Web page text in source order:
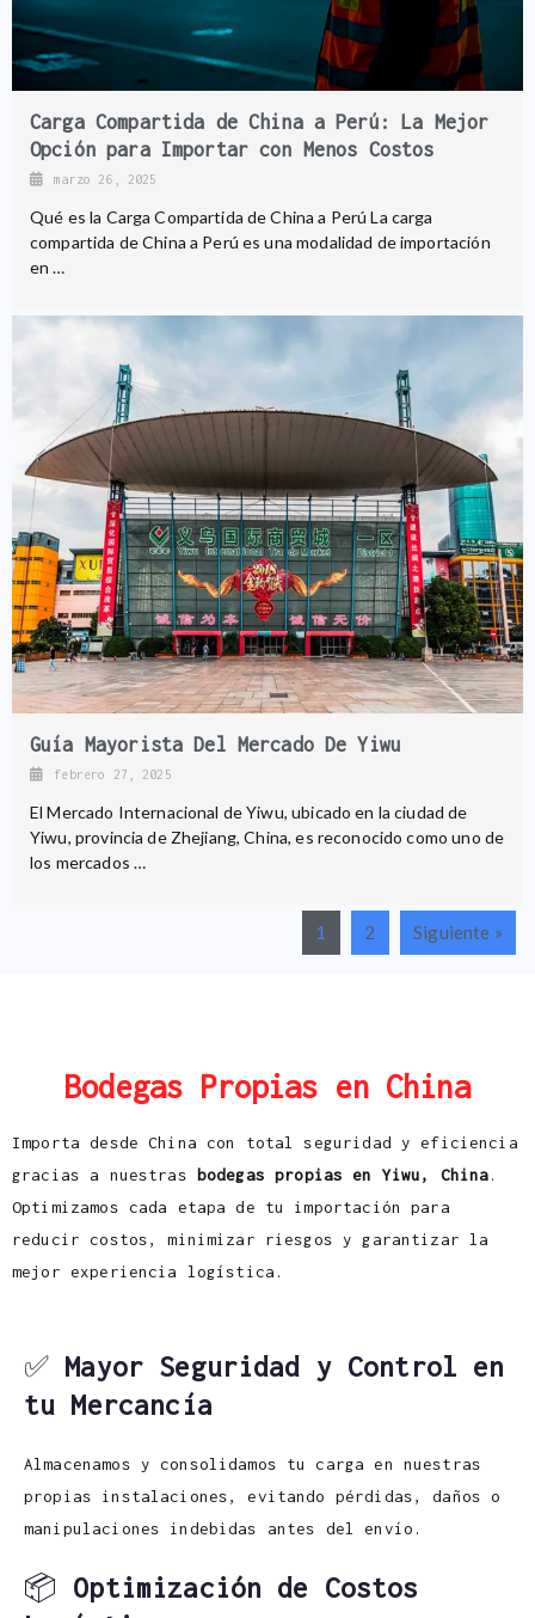
Carga Compartida de China a Perú: La Mejor
Opción para Importar con Menos Costos
marzo 26, 2025
Qué es la Carga Compartida de China a Perú La carga
compartida de China a Perú es una modalidad de importación
en …
Guía Mayorista Del Mercado De Yiwu
febrero 27, 2025
El Mercado Internacional de Yiwu, ubicado en la ciudad de
Yiwu, provincia de Zhejiang, China, es reconocido como uno de
los mercados …
1 2 Siguiente »
Bodegas Propias en China
Importa desde China con total seguridad y eficiencia
gracias a nuestras bodegas propias en Yiwu, China.
Optimizamos cada etapa de tu importación para
reducir costos, minimizar riesgos y garantizar la
mejor experiencia logística.
✅ Mayor Seguridad y Control en
tu Mercancía
Almacenamos y consolidamos tu carga en nuestras
propias instalaciones, evitando pérdidas, daños o
manipulaciones indebidas antes del envío.
📦 Optimización de Costos